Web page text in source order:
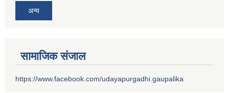
अन्य
सामाजिक संजाल
https://www.facebook.com/udayapurgadhi.gaupalika